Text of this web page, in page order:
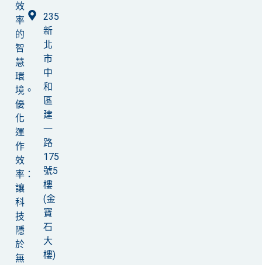
效
率
的
智
慧
環
境。
優
化
運
作
效
率：
讓
科
技
隱
於
無
235
新
北
市
中
和
區
建
一
路
175
號5
樓
(金
寶
石
大
樓)